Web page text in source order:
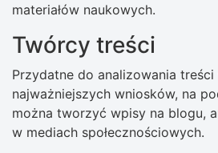
materiałów naukowych.
Twórcy treści
Przydatne do analizowania
najważniejszych wniosków, na
można tworzyć wpisy na blogu,
w mediach społecznościowych.